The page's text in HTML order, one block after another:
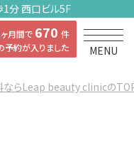
分 西口ビル5F
月間で 670 件
予約が入りました
MENU
ならLeap beauty clinicの